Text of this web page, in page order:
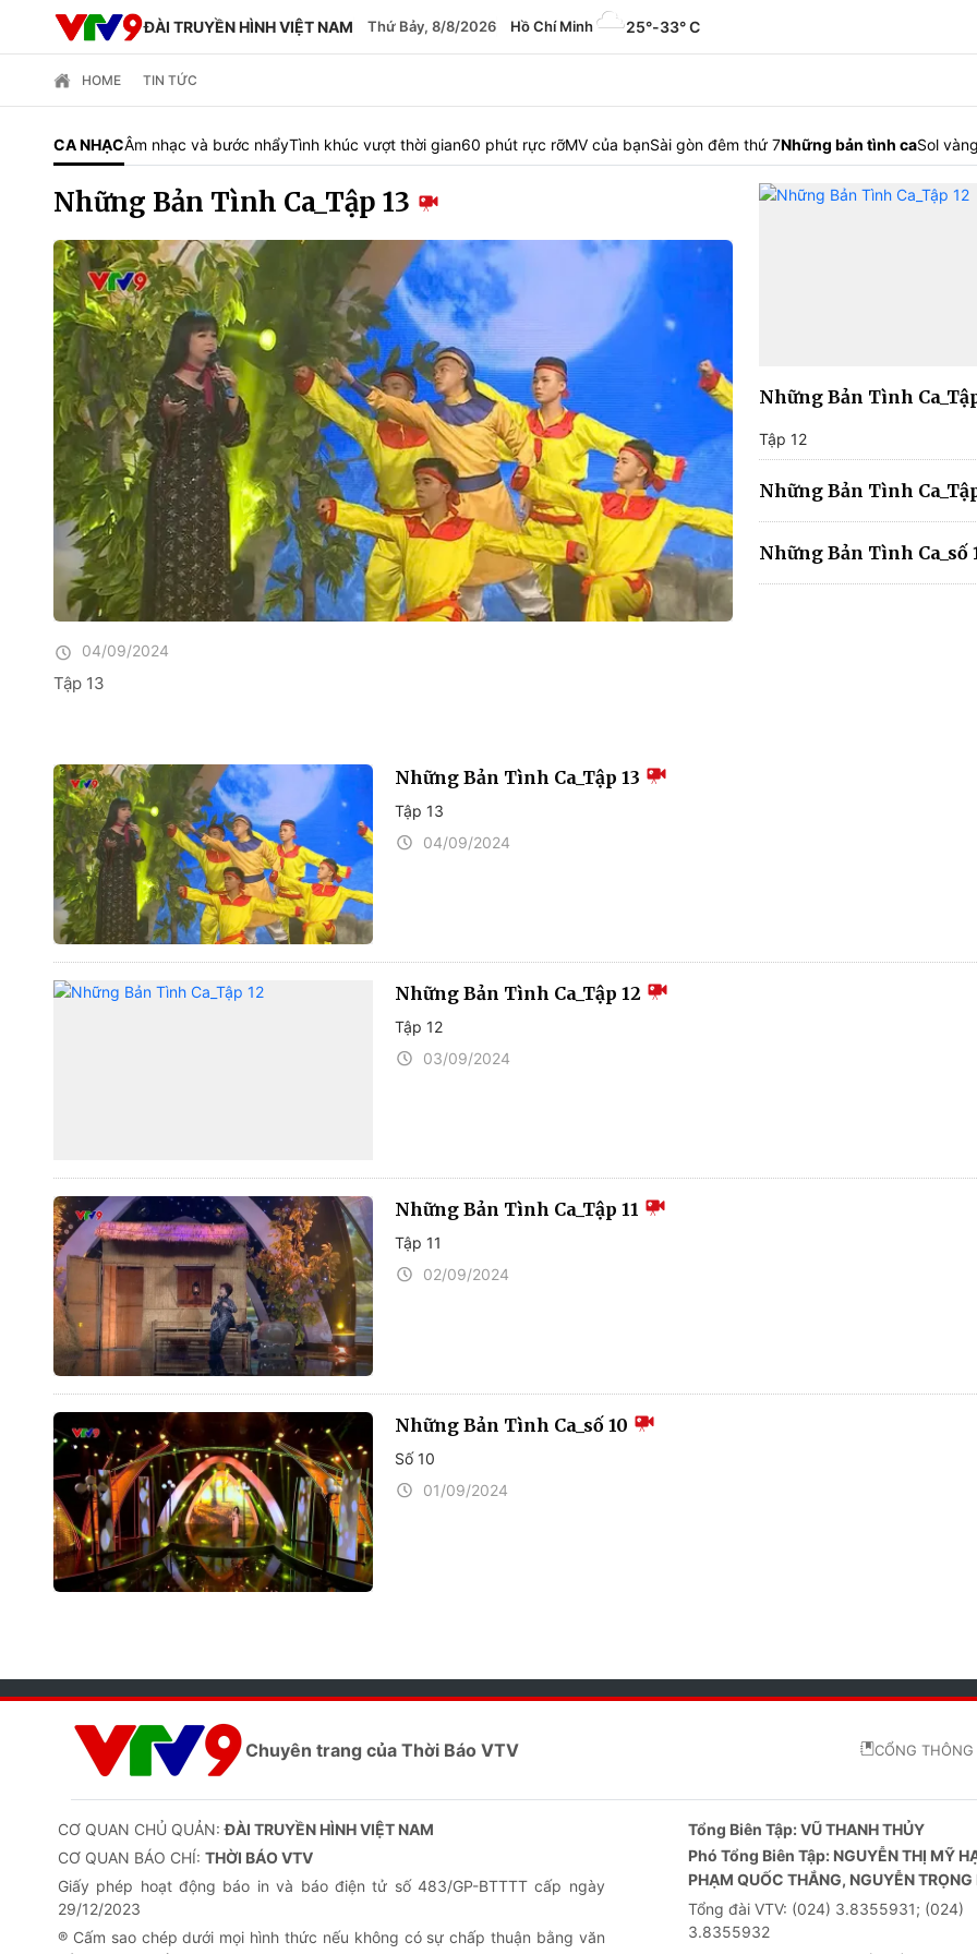
ĐÀI TRUYỀN HÌNH VIỆT NAM Thứ Bảy, 8/8/2026 Hồ Chí Minh 25°-33° C
HOME TIN TỨC
CA NHẠCÂm nhạc và bước nhẩyTình khúc vượt thời gian60 phút rực rỡMV của bạnSài gòn đêm thứ 7Những bản tình caSol vàng
Những Bản Tình Ca_Tập 13
04/09/2024
Tập 13
Những Bản Tình
Tập 12
Những Bản Tình
Những Bản Tình Ca_số
Những Bản Tình Ca_Tập 13
Tập 13
04/09/2024
Những Bản Tình Ca_Tập 12
Tập 12
03/09/2024
Những Bản Tình Ca_Tập 11
Tập 11
02/09/2024
Những Bản Tình Ca_số 10
Số 10
01/09/2024
Chuyên trang của Thời Báo VTV CỔNG
CƠ QUAN CHỦ QUẢN:ĐÀI TRUYỀN HÌNH VIỆT NAM
CƠ QUAN BÁO CHÍ: THỜI BÁO VTV
Giấy phép hoạt động báo in và báo điện tử số 483/GP-BTTTT cấp ngày
29/12/2023
® Cấm sao chép dưới mọi hình thức nếu không có sự chấp thuận bằng văn
Tổng Biên Tập:VŨ THANH THỦY
Phó Tổng Biên Tập: NGUYỄN THỊ MỸ
PHẠM QUỐC THẮNG, NGUYỄN TRỌNG
Tổng đài VTV: (024) 3.8355931; (024)
3.8355932